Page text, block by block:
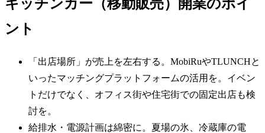
キッチンカー（移動販売）
開業のポイ
ント
「出店場所」が売上を左右する。MobiRuやTLUNCHと
いったマッチングプラットフォームの活用を。イベン
トだけでなく、オフィス街や住宅街での固定出店も検
討を。
給排水・電源計画は綿密に。夏場の氷、冷蔵庫の電